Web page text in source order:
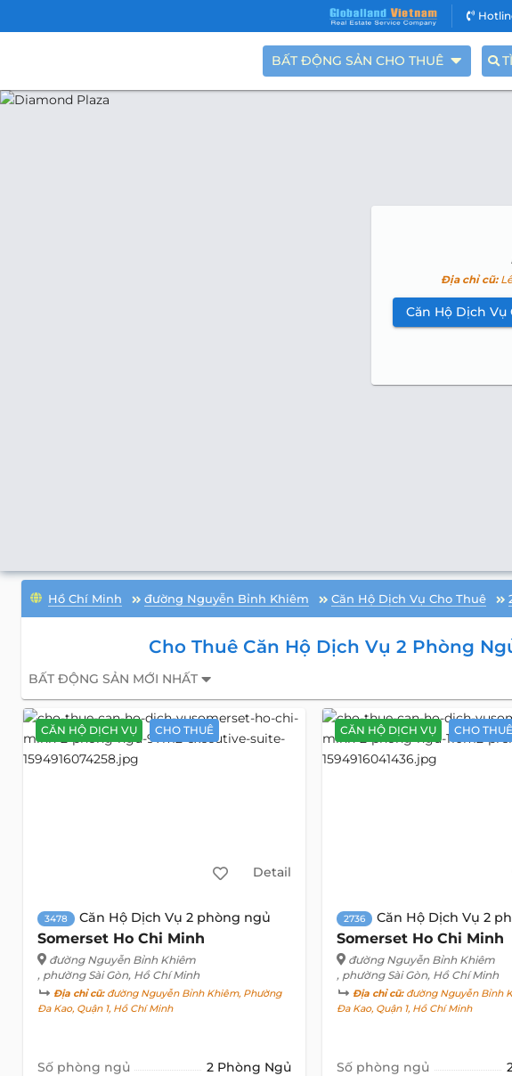
BẤT ĐỘNG SẢN CHO THUÊ
Địa chỉ cũ:
Căn Hộ Dịch Vụ
Hồ Chí Minh đường Nguyễn Bỉnh Khiêm Căn Hộ Dịch Vụ Cho Thuê
Cho Thuê Căn Hộ Dịch Vụ 2 Phòng
BẤT ĐỘNG SẢN MỚI NHẤT
CĂN HỘ DỊCH VỤ CHO THUÊ
Detail
3478 Căn Hộ Dịch Vụ 2 phòng ngủ
Somerset Ho Chi Minh
đường Nguyễn Bỉnh Khiêm
, phường Sài Gòn, Hồ Chí Minh
Địa chỉ cũ:đường Nguyễn Bỉnh Khiêm, Phường
Đa Kao, Quận 1, Hồ Chí Minh
Số phòng ngủ
2 Phòng Ngủ
CĂN HỘ DỊCH VỤ CHO THUÊ
2736 Căn Hộ Dịch Vụ 2
Somerset Ho Chi Minh
đường Nguyễn Bỉnh Khiêm
, phường Sài Gòn, Hồ Chí Minh
Địa chỉ cũ:đường Nguyễn Bỉnh
Đa Kao, Quận 1, Hồ Chí Minh
Số phòng ngủ